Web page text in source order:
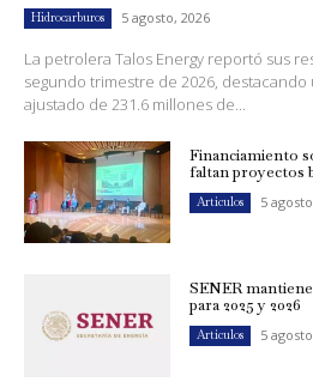
Hidrocarburos 5 agosto, 2026
La petrolera Talos Energy reportó sus
segundo trimestre de 2026,
ajustado de 231.6 millones de...
Financiamiento
faltan proyectos
Artículos 5
SENER
para 2025 y 2026
Artículos 5